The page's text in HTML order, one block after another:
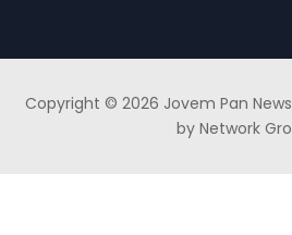
Copyright © 2026 Jovem Pan
by Network